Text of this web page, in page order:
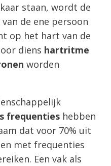
staan, wordt de
de ene persoon
op het hart van de
diens hartritme
worden
frequenties hebben
dat voor 70% uit
met frequenties
Een vak als